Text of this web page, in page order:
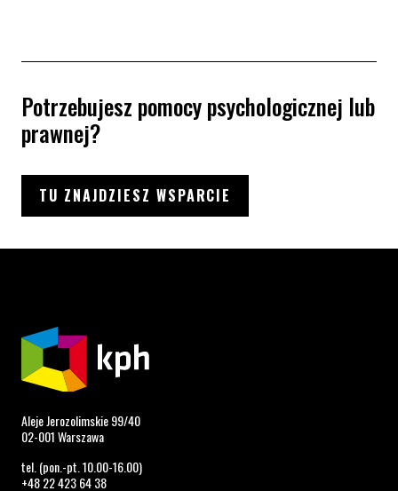
Potrzebujesz pomocy psychologicznej lub
prawnej?
TU ZNAJDZIESZ WSPARCIE
Aleje Jerozolimskie 99/40
02-001 Warszawa
tel. (pon.-pt. 10.00-16.00)
+48 22 423 64 38